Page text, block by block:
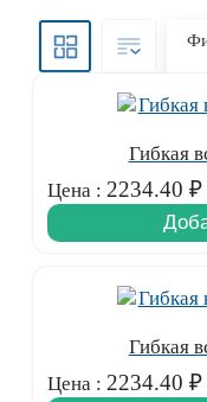
Гибкая
Цена : 2234.40 ₽
Гибкая
Цена : 2234.40 ₽